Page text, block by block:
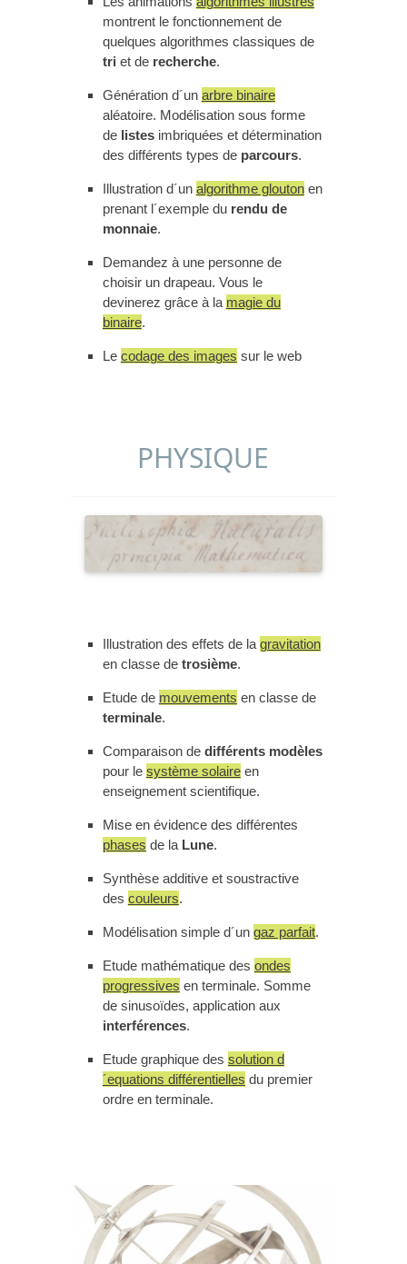
montrent le fonctionnement de
quelques algorithmes classiques de
tri et de recherche.
Génération d´un arbre binaire
aléatoire. Modélisation sous forme
de listesimbriquées et détermination
des différents types de parcours.
Illustration d´un algorithme gloutonen
prenant l´exemple du rendu de
monnaie.
Demandez à une personne de
choisir un drapeau. Vous le
devinerez grâce à la magie du
binaire.
Le codage des images sur le web
PHYSIQUE
Illustration des effets de la gravitation
en classe de trosième.
Etude de mouvements en classe de
terminale.
Comparaison de différents modèles
pour le système solaireen
enseignement scientifique.
Mise en évidence des différentes
phases de la Lune.
Synthèse additive et soustractive
des couleurs.
Modélisation simple d´un gaz parfait.
Etude mathématique des ondes
progressives en terminale. Somme
de sinusoïdes, application aux
interférences.
Etude graphique des solution d
´equations différentielles du premier
ordre en terminale.